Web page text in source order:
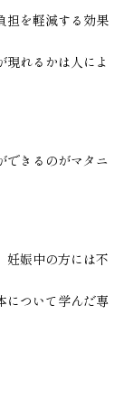
担を軽減する効果
現れるかは人によ
できるのがマタニ
妊娠中の方には不
について学んだ専